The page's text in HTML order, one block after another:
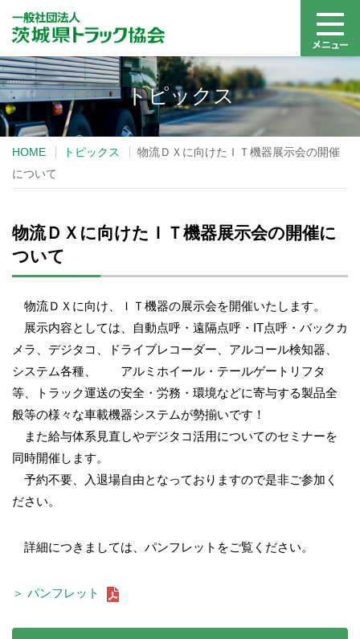
トピックス
HOME トピックス
物流ＤＸに向けたＩＴ機器展示会の開催
について
物流ＤＸに向けたＩＴ機器展示会の開催に
ついて
物流ＤＸに向け、ＩＴ機器の展示会を開催いたします。
展示内容としては、自動点呼・遠隔点呼・IT点呼・バックカ
メラ、デジタコ、ドライブレコーダー、アルコール検知器、
システム各種、 アルミホイール・テールゲートリフタ
等、トラック運送の安全・労務・環境などに寄与する製品全
般等の様々な車載機器システムが勢揃いです！
また給与体系見直しやデジタコ活用についてのセミナーを
同時開催します。
予約不要、入退場自由となっておりますので是非ご参加く
ださい。
詳細につきましては、パンフレットをご覧ください。
＞ パンフレット